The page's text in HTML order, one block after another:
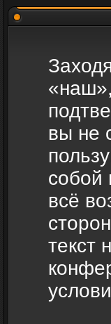
вы не
собой
всё
текст